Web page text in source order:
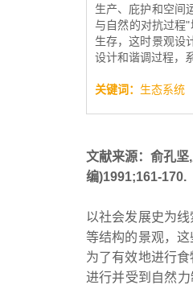
生产、庇护和空间
与自然的对抗过程
生存，这时景观设
设计和谐调过程，
关键词： 生态系统
文献来源：俞孔
编)1991;161-170.
以社会发展史为
等结构的景观，
为了有效地进行
进行并受到自然